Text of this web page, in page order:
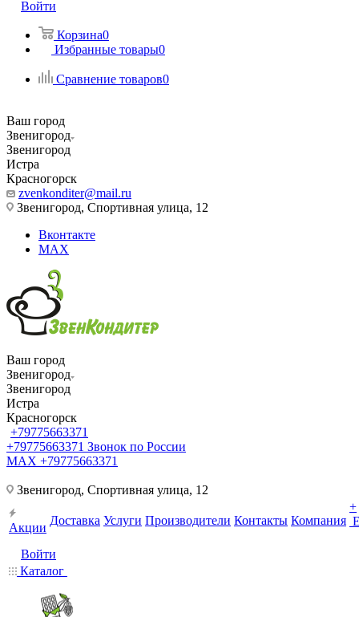
Войти
Корзина0
Избранные товары0
Сравнение товаров0
Ваш город
Звенигород
Звенигород
Истра
Красногорск
zvenkonditer@mail.ru
Звенигород, Спортивная улица, 12
Вконтакте
MAX
Ваш город
Звенигород
Звенигород
Истра
Красногорск
+79775663371
+79775663371 Звонок по России
MAX +79775663371
Звенигород, Спортивная улица, 12
Акции
Доставка Услуги Производители Контакты Компания
+
Войти
Каталог